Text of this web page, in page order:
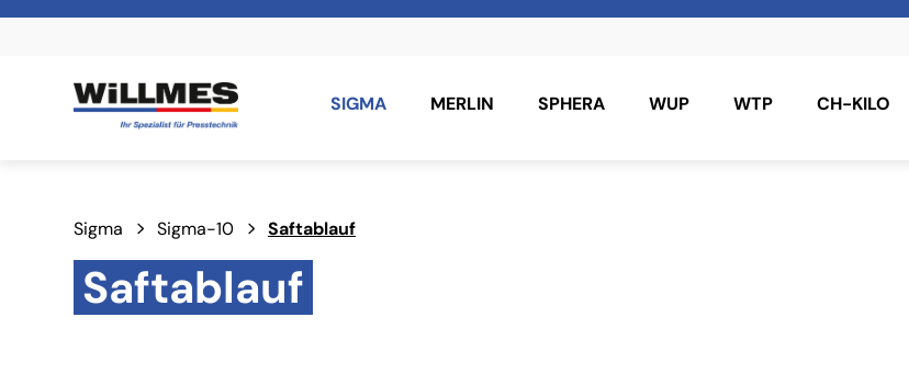
SIGMA MERLIN SPHERA WUP WTP CH-KILO
Sigma Sigma-10 Saftablauf
Saftablauf